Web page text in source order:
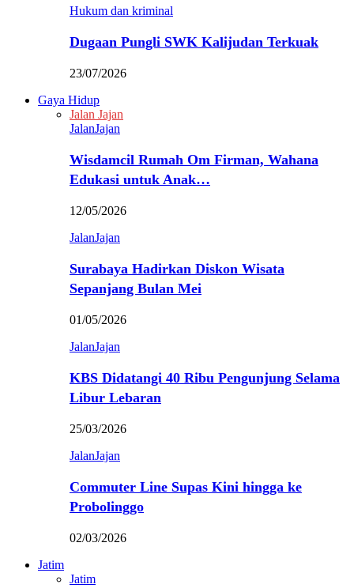
Hukum dan kriminal
Dugaan Pungli SWK Kalijudan Terkuak
23/07/2026
Gaya Hidup
Jalan Jajan
JalanJajan
Wisdamcil Rumah Om Firman, Wahana
Edukasi untuk Anak…
12/05/2026
JalanJajan
Surabaya Hadirkan Diskon Wisata
Sepanjang Bulan Mei
01/05/2026
JalanJajan
KBS Didatangi 40 Ribu Pengunjung Selama
Libur Lebaran
25/03/2026
JalanJajan
Commuter Line Supas Kini hingga ke
Probolinggo
02/03/2026
Jatim
Jatim